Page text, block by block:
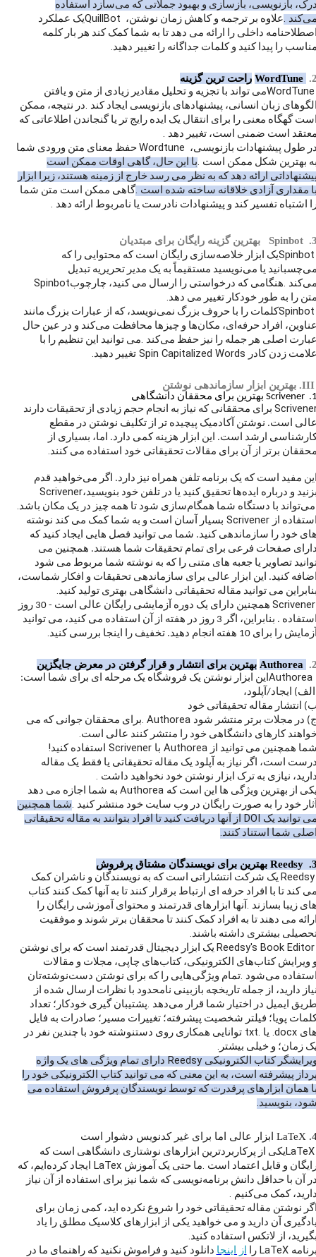
بازنویسی، بازسازی و بهبود جملاتی که می‌سازد استفاده
.علاوه بر ترجمه و کاهش زمان نوشتن، QuillBotیک عملکرد
داخلی را ارائه می دهد تا به شما کمک کند هر بار کلمه
را پیدا کنید و کلمات جداگانه را تغییر دهید.
WordTune راحت ترین گزینه
می تواند با تجزیه و تحلیل مقادیر زیادی از متن و یافتن
زبان انسانی، پیشنهادهای بازنویسی ایجاد کند .در نتیجه، ممکن
گهگاه معنی را برای انتقال یک ایده رایج تر یا گنجاندن اطلاعاتی که
است ضمنی است، تغییر دهد .
طول پیشنهادات بازنویسی، Wordtune حفظ معنای متن ورودی شما
بهترین شکل ممکن است .با این حال، گاهی اوقات ممکن است
ارائه دهد که به نظر می رسد خارج از زمینه هستند، زیرا ابزار
مقداری آزادی خلاقانه ساخته شده است.گاهی ممکن است متن شما
اشتباه تفسیر کند و پیشنهادات نادرست یا نامربوط ارائه دهد .
Spinbot بهترین گزینه رایگان برای مبتدیان
یک ابزار خلاصه‌سازی رایگان است که محتوایی را که
یا می‌نویسید مستقیماً به یک مدیر تحریریه تبدیل
.هنگامی که درخواستی را ارسال می کنید، چارچوبSpinbot
را به طور خودکار تغییر می دهد.
کلمات را با حروف بزرگ نمی‌نویسد، که از عبارات بزرگ مانند
افراد حرفه‌ای، مکان‌ها و چیزها محافظت می‌کند و در عین حال
اصلی هر جمله را نیز حفظ می‌کند .می توانید این تنظیم را با
زدن کادر Spin Capitalized Wordsتغییر دهید.
. بهترین ابزار سازماندهی نوشتن
Scrivener بهترین برای محققان دانشگاهی
برای محققانی که نیاز به انجام حجم زیادی از تحقیقات دارند
است. نوشتن آکادمیک پیچیده تر از تکلیف نوشتن در مقطع
ارشد است. این ابزار هزینه کمی دارد. اما، بسیاری از
برتر از آن برای مقالات تحقیقاتی خود استفاده می کنند.
مفید است که یک برنامه تلفن همراه نیز دارد. اگر می‌خواهید قدم
و درباره ایده‌ها تحقیق کنید یا در تلفن خود بنویسید،Scrivener
با دستگاه شما همگام‌سازی شود تا همه چیز در یک مکان باشد.
از Scrivener بسیار آسان است و به شما کمک می کند نوشته
خود را سازماندهی کنید. شما می توانید فصل هایی ایجاد کنید که
صفحات فرعی برای تمام تحقیقات شما هستند. همچنین می
تصاویر یا جعبه های متنی را که به نوشته شما مربوط می شود
کنید. این ابزار عالی برای سازماندهی تحقیقات و افکار شماست،
می توانید مقاله تحقیقاتی دانشگاهی بهتری تولید کنید.
Scrivener
همچنین دارای یک دوره آزمایشی رایگان عالی است - 30 روز
استفاده . بنابراین، اگر 3 روز در هفته از آن استفاده می کنید، می توانید
را برای 10 هفته انجام دهید. تخفیف را اینجا بررسی کنید
.
Authorea بهترین برای انتشار و قرار گرفتن در معرض جایگزین
Authoreaاین ابزار نوشتن یک فروشگاه یک مرحله ای برای شما است:
ایجاد/آپلود،
انتشار مقاله تحقیقاتی خود
در مجلات برتر منتشر شود . Authoreaبرای محققان جوانی که می
کارهای دانشگاهی خود را منتشر کنند عالی است.
همچنین می توانید از Authorea با Scrivener استفاده کنید!
است، اگر نیاز به آپلود یک مقاله تحقیقاتی یا فقط یک مقاله
نیازی به ترک ابزار نوشتن خود نخواهید داشت .
از بهترین ویژگی ها این است که Authorea به شما اجازه می دهد
خود را به صورت رایگان در وب سایت خود منتشر کنید .شما همچنین
توانید یکDOIاز آنها دریافت کنید تا افراد بتوانند به مقاله تحقیقاتی
شما استناد کنند.
Reedsy بهترین برای نویسندگان مشتاق پرفروش
یک شرکت انتشاراتی است که به نویسندگان و ناشران کمک
کند تا با افراد حرفه ای ارتباط برقرار کنند تا به آنها کمک کنند کتاب
زیبا بسازند .آنها ابزارهای قدرتمند و محتوای آموزشی رایگان را
می دهند تا به افراد کمک کنند تا محققان برتر شوند و موفقیت
بیشتری داشته باشند.
Reedsy's Book یک ابزار دیجیتال قدرتمند است که برای نوشتن
ویرایش کتاب‌های الکترونیکی، کتاب‌های چاپی، مجلات و مقالات
می‌شود .تمام ویژگی‌هایی را که برای نوشتن دست‌نوشته‌تان
دارید، از جمله تاریخچه بازبینی نامحدود با نظرات ارسال شده از
ایمیل در اختیار شما قرار می‌دهد .پشتیبان گیری خودکار؛ تعداد
پویا؛ فیلتر شخصیت پیشرفته؛ تغییرات مسیر؛ صادرات به فایل
.docx یا txt.توانایی همکاری روی دستنوشته خود با چندین نفر در
زمان؛ و خیلی بیشتر .
کتاب الکترونیکیReedsyدارای تمام ویژگی های یک واژه
پیشرفته است، به این معنی که می توانید کتاب الکترونیکی خود را
همان ابزارهای پرقدرت که توسط نویسندگان پرفروش استفاده می
بنویسید.
LaTeX ابزار عالی اما برای غیر کدنویس دشوار است
یکی از پرکاربردترین ابزارهای نوشتاری دانشگاهی است که
و قابل اعتماد است .ما حتی یک آموزش LaTex ایجاد کرده‌ایم، که
آن با حداقل دانش برنامه‌نویسی که شما نیز برای استفاده از آن نیاز
کمک می‌کنیم .
نوشتن مقاله تحقیقاتی خود را شروع نکرده اید، کمی زمان برای
آن دارید و می خواهید یکی از ابزارهای کلاسیک مطلق را یاد
از لاتکس استفاده کنید.
LaTeXرا از اینجا دانلود کنید و فراموش نکنید که راهنمای ما در